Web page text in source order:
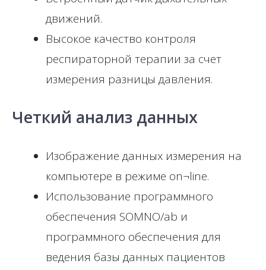
движений.
Высокое качество контроля
респираторной терапии за счет
измерения разницы давления.
Четкий анализ данных
Изображение данных измерения на
компьютере в режиме on¬line.
Использование программного
обеспечения SOMNO/ab и
программного обеспечения для
ведения базы данных пациентов